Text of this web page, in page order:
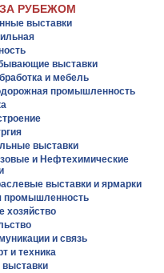
РУБЕЖОМ
выставки
выставки
и мебель
промышленность
выставки
и Нефтехимические
выставки и ярмарки
промышленность
хозяйство
и связь
и техника